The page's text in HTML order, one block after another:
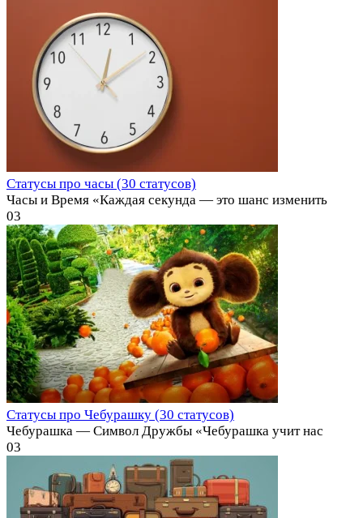
Статусы про часы (30 статусов)
Часы и Время «Каждая секунда — это шанс изменить
03
Статусы про Чебурашку (30 статусов)
Чебурашка — Символ Дружбы «Чебурашка учит нас
03